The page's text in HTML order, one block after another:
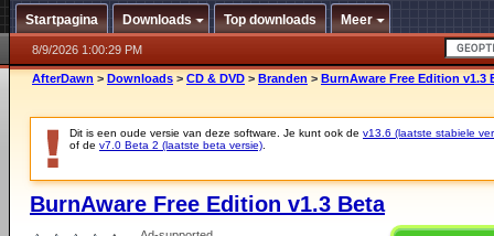
Startpagina Downloads Top downloads Meer
8/9/2026 1:00:29 PM
AfterDawn > Downloads > CD & DVD > Branden > BurnAware Free Edition v1.3
Dit is een oude versie van deze software. Je kunt ook de v13.6 (laatste stabiele
of de v7.0 Beta 2 (laatste beta versie)
BurnAware Free Edition v1.3 Beta